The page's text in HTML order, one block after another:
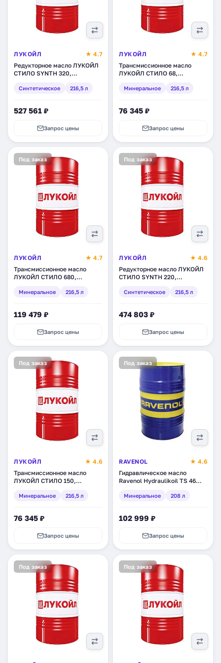
ЛУКОЙЛ
★ 4.7
Редукторное масло ЛУКОЙЛ
СТИЛО SYNTH 320,
(3045809)
Синтетическое 216,5 л
527 561 ₽
Запрос цены
ЛУКОЙЛ
★ 4.7
Трансмиссионное масло
ЛУКОЙЛ СТИЛО 68,
Минеральное 216,5 л
76 345 ₽
Запрос цены
Под заказ
ЛУКОЙЛ
★ 4.7
Трансмиссионное масло
ЛУКОЙЛ СТИЛО 680,
(132970)
Минеральное 216,5 л
119 479 ₽
Запрос цены
Под заказ
ЛУКОЙЛ
★ 4.6
Редукторное масло ЛУКОЙЛ
СТИЛО SYNTH 220,
(3045808)
Синтетическое 216,5 л
474 803 ₽
Запрос цены
Под заказ
ЛУКОЙЛ
★ 4.6
Трансмиссионное масло
ЛУКОЙЛ СТИЛО 150,
(132610)
Минеральное 216,5 л
76 345 ₽
Запрос цены
Под заказ
RAVENOL
★ 4.6
Гидравлическое масло
Ravenol Hydraulikoil TS 46
(1323105-208)
Минеральное 208 л
102 999 ₽
Запрос цены
Под заказ Под заказ